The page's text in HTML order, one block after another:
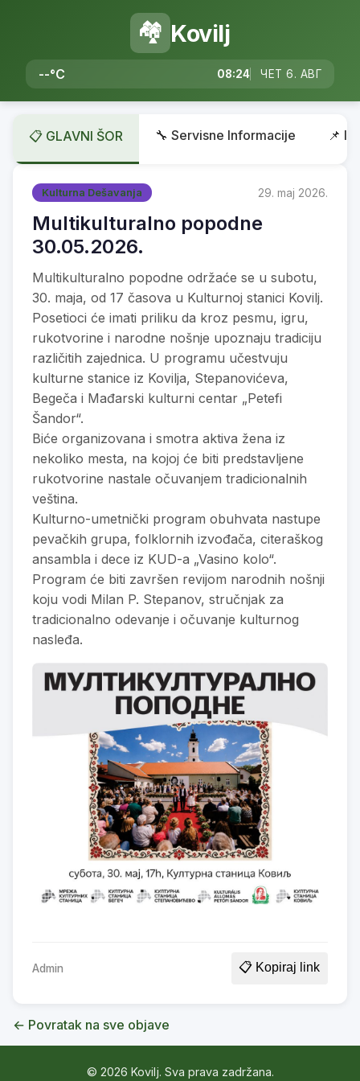
🏘️ Kovilj
--°C 08:24 ЧЕТ 6. АВГ
📋 GLAVNI ŠOR 🔧 Servisne Informacije 📌
Kulturna Dešavanja 29. maj 2026.
Multikulturalno popodne
30.05.2026.
Multikulturalno popodne održaće se u subotu,
30. maja, od 17 časova u Kulturnoj stanici Kovilj.
Posetioci će imati priliku da kroz pesmu, igru,
rukotvorine i narodne nošnje upoznaju tradiciju
različitih zajednica. U programu učestvuju
kulturne stanice iz Kovilja, Stepanovićeva,
Begeča i Mađarski kulturni centar „Petefi
Šandor“.
Biće organizovana i smotra aktiva žena iz
nekoliko mesta, na kojoj će biti predstavljene
rukotvorine nastale očuvanjem tradicionalnih
veština.
Kulturno-umetnički program obuhvata nastupe
pevačkih grupa, folklornih izvođača, citeraškog
ansambla i dece iz KUD-a „Vasino kolo“.
Program će biti završen revijom narodnih nošnji
koju vodi Milan P. Stepanov, stručnjak za
tradicionalno odevanje i očuvanje kulturnog
nasleđa.
Admin 📋 Kopiraj link
← Povratak na sve objave
© 2026 Kovilj. Sva prava zadržana.